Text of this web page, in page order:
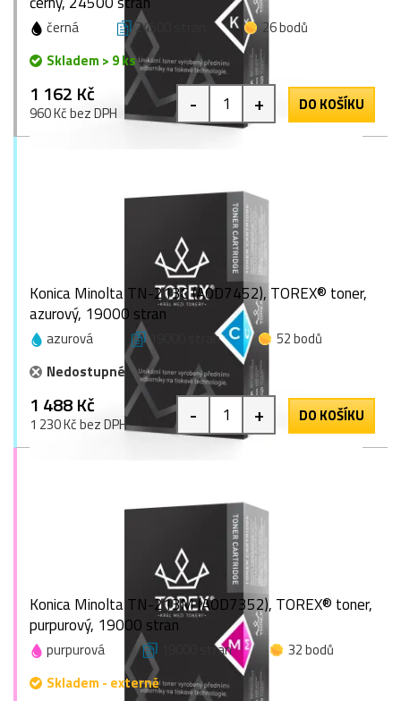
černá 24500 stran
26 bodů
Skladem > 9 ks
1 162 Kč
960 Kč bez DPH - + DO KOŠÍKU
Konica Minolta TN-213C (A0D7452), TOREX® toner,
azurový, 19000 stran
azurová 19000 stran
52 bodů
Nedostupné
1 488 Kč
1 230 Kč bez DPH - + DO KOŠÍKU
Konica Minolta TN-213M (A0D7352), TOREX® toner,
purpurový, 19000 stran
purpurová 19000 stran
32 bodů
Skladem - externě